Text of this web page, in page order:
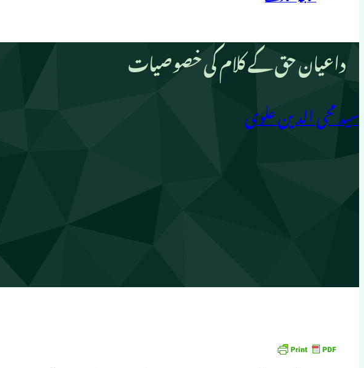
داعیان حق کے کلام کی خصوصیات
سید محی الدین علوی